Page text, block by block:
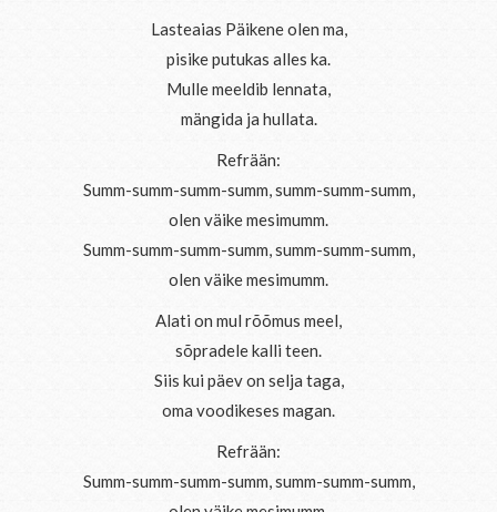
Lasteaias Päikene olen ma,
pisike putukas alles ka.
Mulle meeldib lennata,
mängida ja hullata.
Refrään:
Summ-summ-summ-summ, summ-summ-summ,
olen väike mesimumm.
Summ-summ-summ-summ, summ-summ-summ,
olen väike mesimumm.
Alati on mul rõõmus meel,
sõpradele kalli teen.
Siis kui päev on selja taga,
oma voodikeses magan.
Refrään:
Summ-summ-summ-summ, summ-summ-summ,